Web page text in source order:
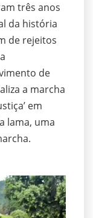
três anos
da história
de rejeitos
de
a marcha
em
lama, uma